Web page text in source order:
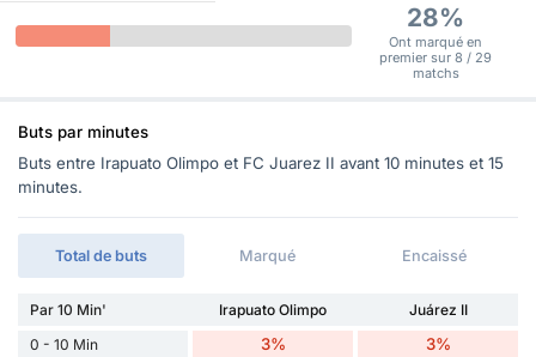
28%
Ont marqué en
premier sur 8 / 29
matchs
Buts par minutes
Buts entre Irapuato Olimpo et FC Juarez II avant 10 minutes et 15
minutes.
Total de buts Marqué Encaissé
Par 10 Min' Irapuato Olimpo
Juárez II
0 - 10 Min
3% 3%